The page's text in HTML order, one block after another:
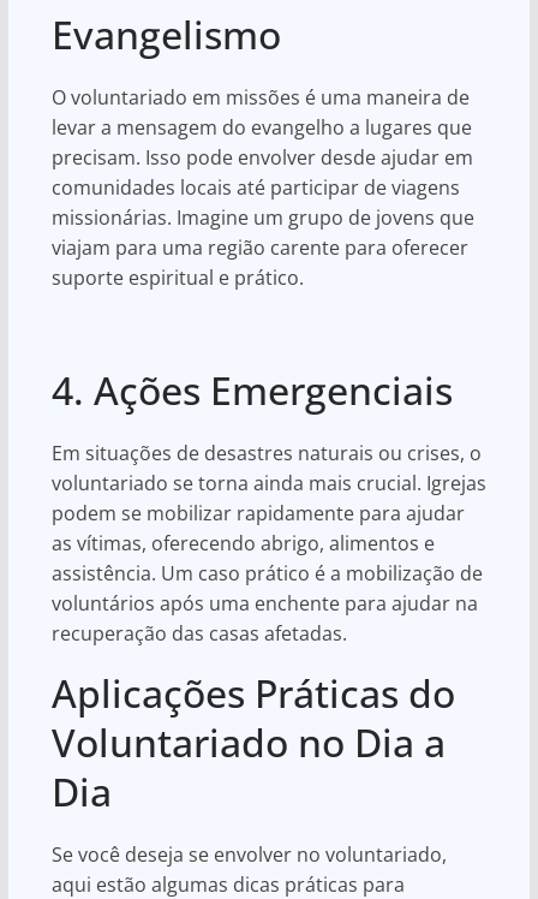
Evangelismo
O voluntariado em missões é uma maneira de
levar a mensagem do evangelho a lugares que
precisam. Isso pode envolver desde ajudar em
comunidades locais até participar de viagens
missionárias. Imagine um grupo de jovens que
viajam para uma região carente para oferecer
suporte espiritual e prático.
4. Ações Emergenciais
Em situações de desastres naturais ou crises, o
voluntariado se torna ainda mais crucial. Igrejas
podem se mobilizar rapidamente para ajudar
as vítimas, oferecendo abrigo, alimentos e
assistência. Um caso prático é a mobilização de
voluntários após uma enchente para ajudar na
recuperação das casas afetadas.
Aplicações Práticas do
Voluntariado no Dia a
Dia
Se você deseja se envolver no voluntariado,
aqui estão algumas dicas práticas para